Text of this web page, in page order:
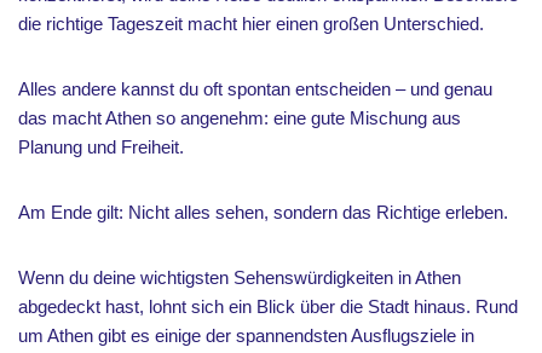
die richtige Tageszeit macht hier einen großen Unterschied.
Alles andere kannst du oft spontan entscheiden – und genau
das macht Athen so angenehm: eine gute Mischung aus
Planung und Freiheit.
Am Ende gilt: Nicht alles sehen, sondern das Richtige erleben.
Wenn du deine wichtigsten Sehenswürdigkeiten in Athen
abgedeckt hast, lohnt sich ein Blick über die Stadt hinaus. Rund
um Athen gibt es einige der spannendsten Ausflugsziele in